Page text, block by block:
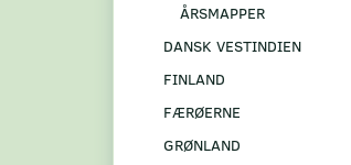
ÅRSMAPPER
DANSK VESTINDIEN
FINLAND
FÆRØERNE
GRØNLAND